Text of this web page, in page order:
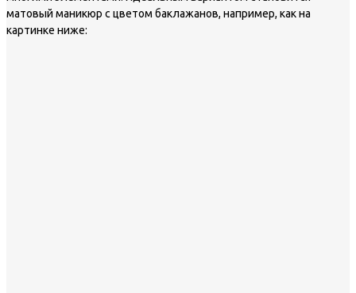
матовый маникюр с цветом баклажанов, например, как на
картинке ниже: